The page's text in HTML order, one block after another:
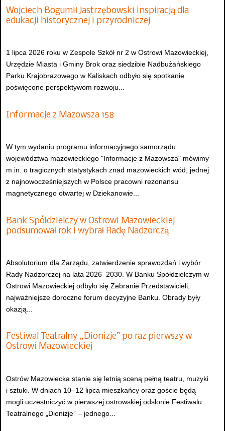
Wojciech Bogumił Jastrzębowski inspiracją dla
edukacji historycznej i przyrodniczej
1 lipca 2026 roku w Zespole Szkół nr 2 w Ostrowi Mazowieckiej,
Urzędzie Miasta i Gminy Brok oraz siedzibie Nadbużańskiego
Parku Krajobrazowego w Kaliskach odbyło się spotkanie
poświęcone perspektywom rozwoju...
Informacje z Mazowsza 158
W tym wydaniu programu informacyjnego samorządu
województwa mazowieckiego "Informacje z Mazowsza" mówimy
m.in. o tragicznych statystykach znad mazowieckich wód, jednej
z najnowocześniejszych w Polsce pracowni rezonansu
magnetycznego otwartej w Dziekanowie...
Bank Spółdzielczy w Ostrowi Mazowieckiej
podsumował rok i wybrał Radę Nadzorczą
Absolutorium dla Zarządu, zatwierdzenie sprawozdań i wybór
Rady Nadzorczej na lata 2026–2030. W Banku Spółdzielczym w
Ostrowi Mazowieckiej odbyło się Zebranie Przedstawicieli,
najważniejsze doroczne forum decyzyjne Banku. Obrady były
okazją...
Festiwal Teatralny „Dionizje” po raz pierwszy w
Ostrowi Mazowieckiej
Ostrów Mazowiecka stanie się letnią sceną pełną teatru, muzyki
i sztuki. W dniach 10–12 lipca mieszkańcy oraz goście będą
mogli uczestniczyć w pierwszej ostrowskiej odsłonie Festiwalu
Teatralnego „Dionizje” – jednego...